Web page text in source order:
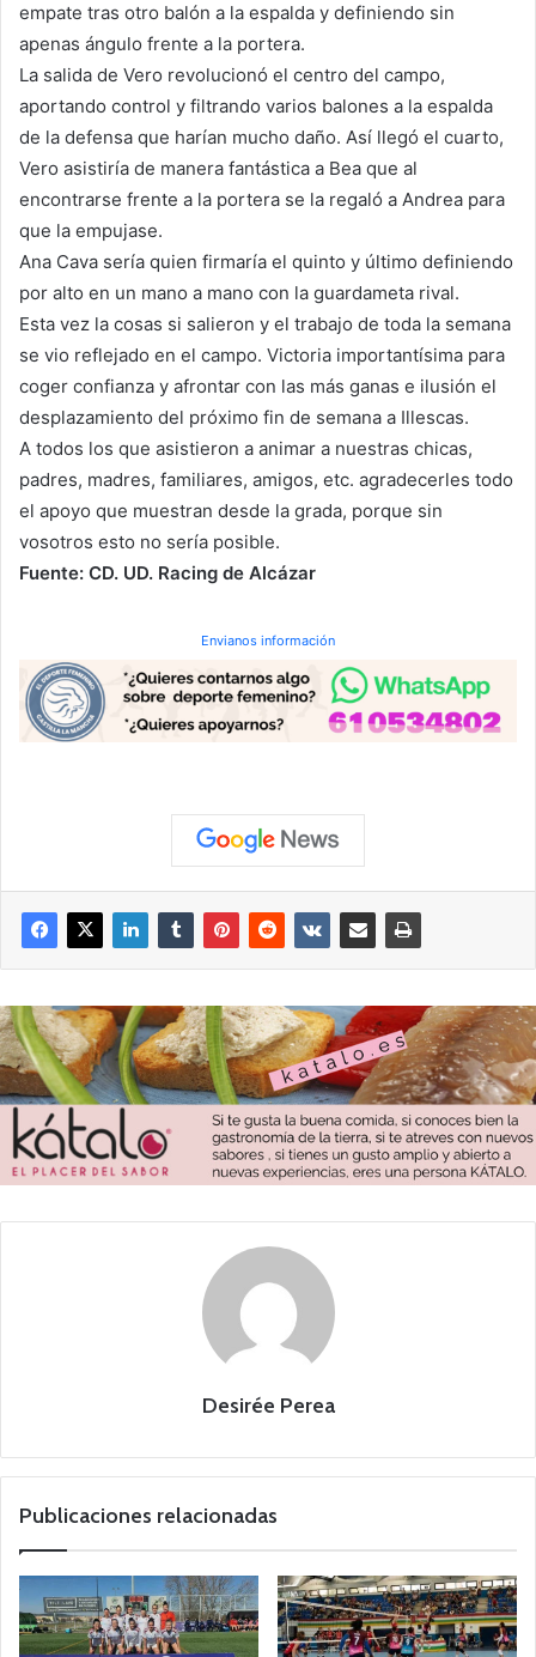
empate tras otro balón a la espalda y definiendo sin
apenas ángulo frente a la portera.
La salida de Vero revolucionó el centro del campo,
aportando control y filtrando varios balones a la espalda
de la defensa que harían mucho daño. Así llegó el cuarto,
Vero asistiría de manera fantástica a Bea que al
encontrarse frente a la portera se la regaló a Andrea para
que la empujase.
Ana Cava sería quien firmaría el quinto y último definiendo
por alto en un mano a mano con la guardameta rival.
Esta vez la cosas si salieron y el trabajo de toda la semana
se vio reflejado en el campo. Victoria importantísima para
coger confianza y afrontar con las más ganas e ilusión el
desplazamiento del próximo fin de semana a Illescas.
A todos los que asistieron a animar a nuestras chicas,
padres, madres, familiares, amigos, etc. agradecerles todo
el apoyo que muestran desde la grada, porque sin
vosotros esto no sería posible.
Fuente: CD. UD. Racing de Alcázar
Envianos información
Desirée Perea
Publicaciones relacionadas